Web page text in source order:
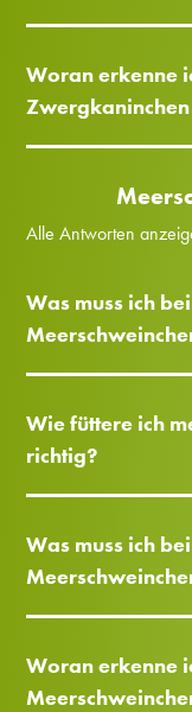
Woran erkenne
Alle Antworten
Was muss ich
Wie füttere ich
richtig?
Was muss ich
Woran erkenne